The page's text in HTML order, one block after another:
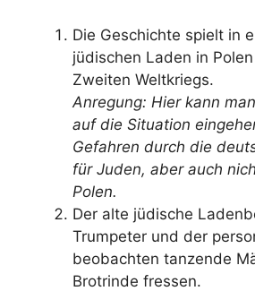
Die Geschichte spielt in
jüdischen Laden in
Zweiten Weltkriegs.
Anregung: Hier kann
auf die Situation
Gefahren durch die
für Juden, aber auch
Polen.
Der alte jüdische
Trumpeter und der
beobachten tanzende
Brotrinde fressen.